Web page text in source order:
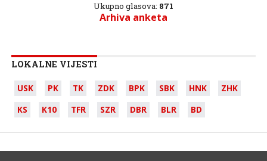
Ukupno glasova: 871
Arhiva anketa
LOKALNE VIJESTI
USK PK TK ZDK BPK SBK HNK
ZHK
KS
K10 TFR SZR DBR BLR BD